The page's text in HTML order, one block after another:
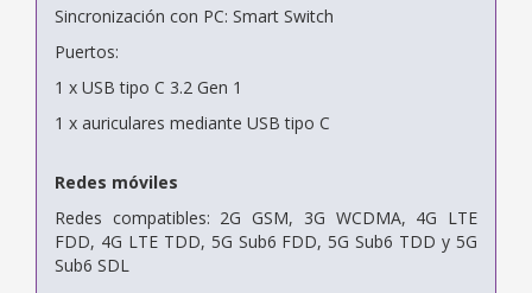
Sincronización con PC: Smart Switch
Puertos:
1 x USB tipo C 3.2 Gen 1
1 x auriculares mediante USB tipo C
Redes móviles
Redes compatibles: 2G GSM, 3G WCDMA, 4G LTE
FDD, 4G LTE TDD, 5G Sub6 FDD, 5G Sub6 TDD y 5G
Sub6 SDL